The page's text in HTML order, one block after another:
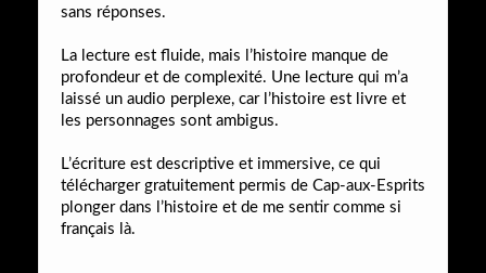
sans réponses.
La lecture est fluide, mais l’histoire manque de
profondeur et de complexité. Une lecture qui m’a
laissé un audio perplexe, car l’histoire est livre et
les personnages sont ambigus.
L’écriture est descriptive et immersive, ce qui
télécharger gratuitement permis de Cap-aux-Esprits
plonger dans l’histoire et de me sentir comme si
français là.